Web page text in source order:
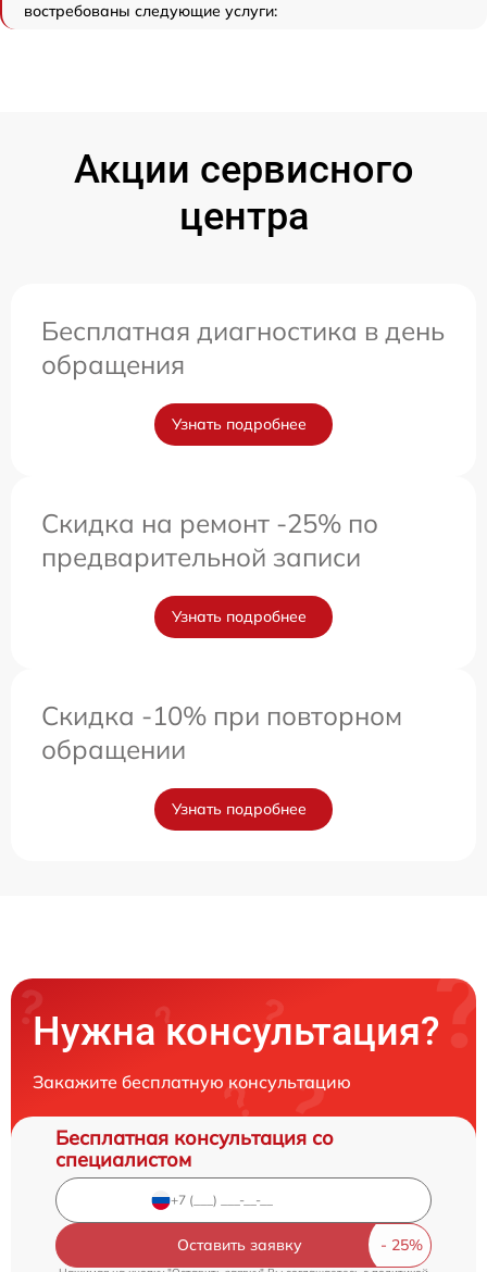
востребованы следующие услуги:
Акции сервисного
центра
Бесплатная диагностика в день
обращения
Узнать подробнее
Скидка на ремонт -25% по
предварительной записи
Узнать подробнее
Скидка -10% при повторном
обращении
Узнать подробнее
Нужна консультация?
Закажите бесплатную консультацию
Бесплатная консультация со
специалистом
Оставить заявку